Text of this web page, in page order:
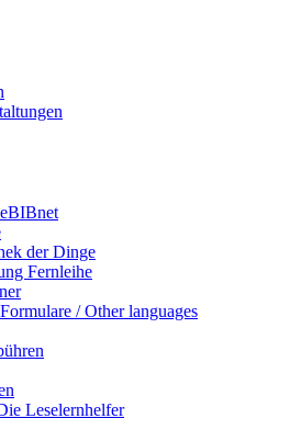
der Dinge
Fernleihe
/ Other languages
Leselernhelfer